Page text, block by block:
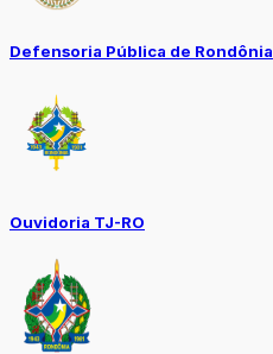
Defensoria Pública de Rondônia
Ouvidoria TJ-RO